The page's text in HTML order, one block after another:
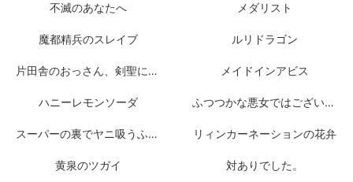
不滅のあなたへ メダリスト
魔都精兵のスレイブ ルリドラゴン
片田舎のおっさん、剣聖になる メイドインアビス
ハニーレモンソーダ ふつつかな悪女ではございますが
スーパーの裏でヤニ吸うふたり リィンカーネーションの花弁
黄泉のツガイ 対ありでした。